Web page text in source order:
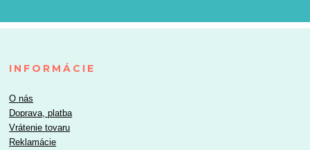
INFORMÁCIE
O nás
Doprava, platba
Vrátenie tovaru
Reklamácie